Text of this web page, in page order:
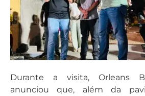
Durante a visita, Orleans
anunciou que, além da